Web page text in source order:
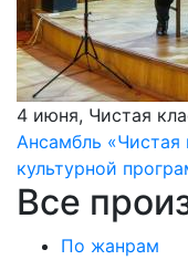
4 июня, Чистая
Ансамбль «Чистая
культурной
Все
По жанрам